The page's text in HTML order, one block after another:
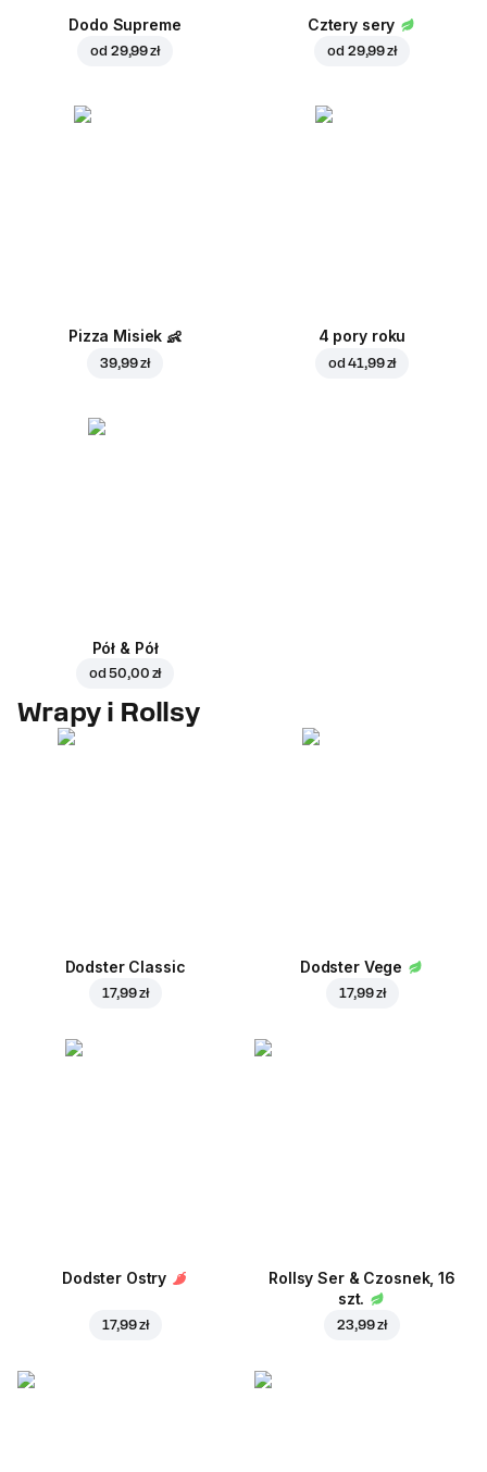
Dodo Supreme
od 29,99 zł
Cztery sery
od 29,99 zł
Pizza Misiek 👶
39,99 zł
4 pory roku
od41,99 zł
Pół & Pół
od50,00 zł
Wrapy i Rollsy
Dodster Classic
17,99 zł
Dodster Vege
17,99 zł
Dodster Ostry
17,99 zł
Rollsy Ser & Czosnek, 16
szt.
23,99 zł